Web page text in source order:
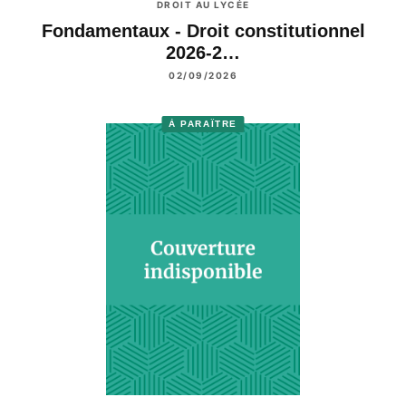
DROIT AU LYCÉE
Fondamentaux - Droit constitutionnel
2026-2…
02/09/2026
À PARAÎTRE